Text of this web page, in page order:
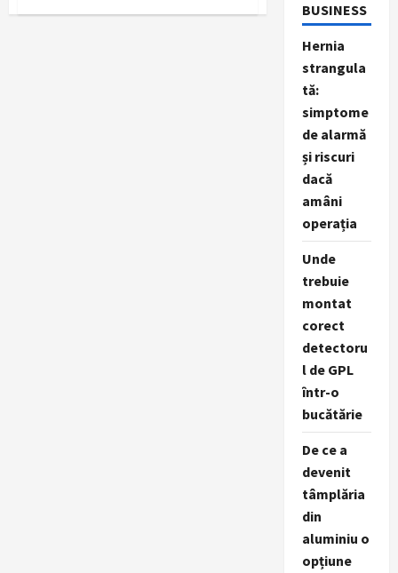
angajament
BUSINESS
Hernia
strangula
tă:
simptome
de alarmă
și riscuri
dacă
amâni
operația
Unde
trebuie
montat
corect
detectoru
l de GPL
într-o
bucătărie
De ce a
devenit
tâmplăria
din
aluminiu o
opțiune